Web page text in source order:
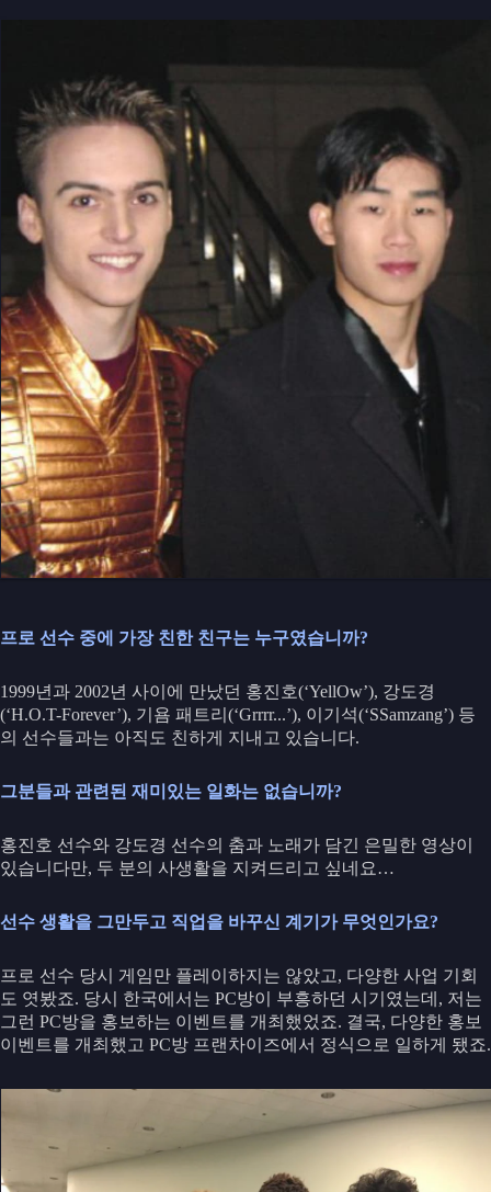
프로 선수 중에 가장 친한 친구는 누구였습니까?
1999년과 2002년 사이에 만났던 홍진호(‘YellOw’), 강도경
(‘H.O.T-Forever’), 기욤 패트리(‘Grrrr...’), 이기석(‘SSamzang’) 등
의 선수들과는 아직도 친하게 지내고 있습니다.
그분들과 관련된 재미있는 일화는 없습니까?
홍진호 선수와 강도경 선수의 춤과 노래가 담긴 은밀한 영상이
있습니다만, 두 분의 사생활을 지켜드리고 싶네요…
선수 생활을 그만두고 직업을 바꾸신 계기가 무엇인가요?
프로 선수 당시 게임만 플레이하지는 않았고, 다양한 사업 기회
도 엿봤죠. 당시 한국에서는 PC방이 부흥하던 시기였는데, 저는
그런 PC방을 홍보하는 이벤트를 개최했었죠. 결국, 다양한 홍보
이벤트를 개최했고 PC방 프랜차이즈에서 정식으로 일하게 됐죠.